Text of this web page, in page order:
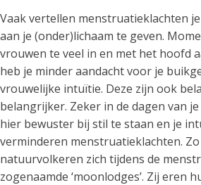
Vaak vertellen menstruatieklachten
aan je (onder)lichaam te geven.
vrouwen te veel in en met het hoofd
heb je minder aandacht voor je
vrouwelijke intuïtie. Deze zijn ook
belangrijker. Zeker in de dagen van
hier bewuster bij stil te staan en je
verminderen menstruatieklachten.
natuurvolkeren zich tijdens de
zogenaamde ‘moonlodges’. Zij eren